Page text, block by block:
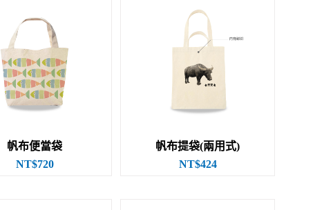
帆布便當袋
NT$720
帆布提袋(兩用式)
NT$424